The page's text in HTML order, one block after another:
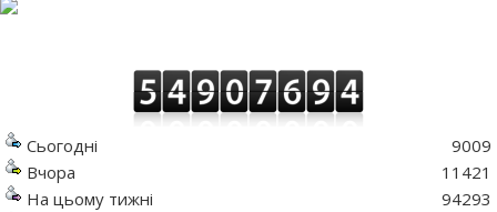
Сьогодні
Вчора
На цьому тижні
9009
11421
94293